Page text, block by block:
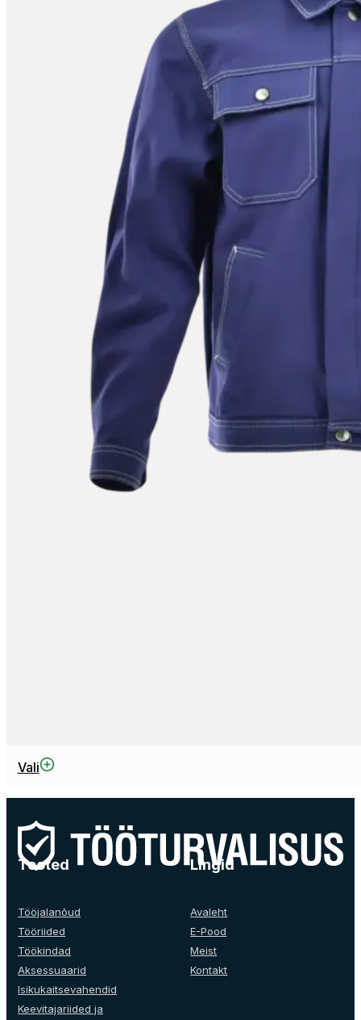
Vali
This
has
multiple
variants.
The
options
be
chosen
on
the
product
page
Tooted
Tööjalanõud
Tööriided
Töökindad
Aksessuaarid
Isikukaitsevahendid
Keevitajariided ja
Lingid
Avaleht
E-Pood
Meist
Kontakt